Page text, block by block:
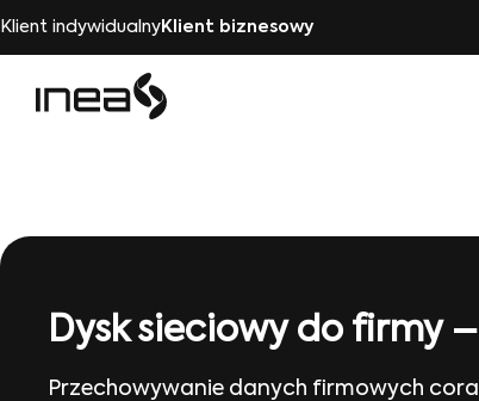
Klient indywidualnyKlient biznesowy
Dysk sieciowy do firmy
Przechowywanie danych firmowych